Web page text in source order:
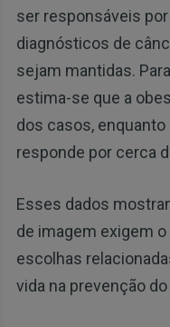
ser responsáveis
diagnósticos de
sejam mantidas.
estima-se que a
dos casos,
responde por cerca
Esses dados
de imagem exigem
escolhas
vida na prevenção